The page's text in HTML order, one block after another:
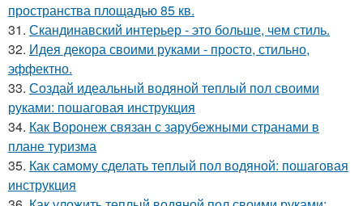
пространства площадью 85 кв.
31. Скандинавский интерьер - это больше, чем стиль.
32. Идея декора своими руками - просто, стильно,
эффектно.
33. Создай идеальный водяной теплый пол своими
руками: пошаговая инструкция
34. Как Воронеж связан с зарубежными странами в
плане туризма
35. Как самому сделать теплый пол водяной: пошаговая
инструкция